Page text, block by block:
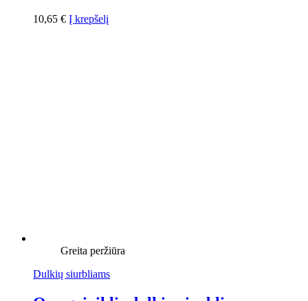
10,65 € Į krepšelį
Greita peržiūra
Dulkių siurbliams